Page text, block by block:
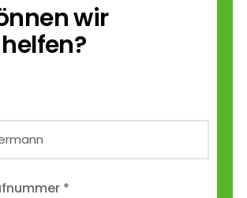
wir
*